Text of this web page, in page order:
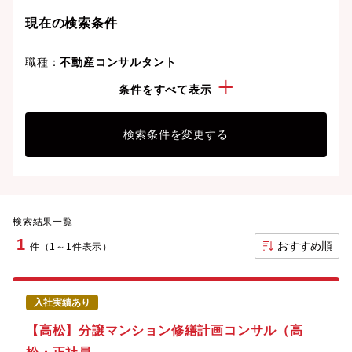
現在の検索条件
職種：不動産コンサルタント
条件をすべて表示
検索条件を変更する
検索結果一覧
1 件（1～1件表示） おすすめ順
入社実績あり
【高松】分譲マンション修繕計画コンサル（高